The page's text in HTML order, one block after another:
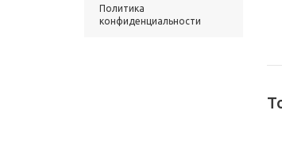
Политика
конфиденциальности